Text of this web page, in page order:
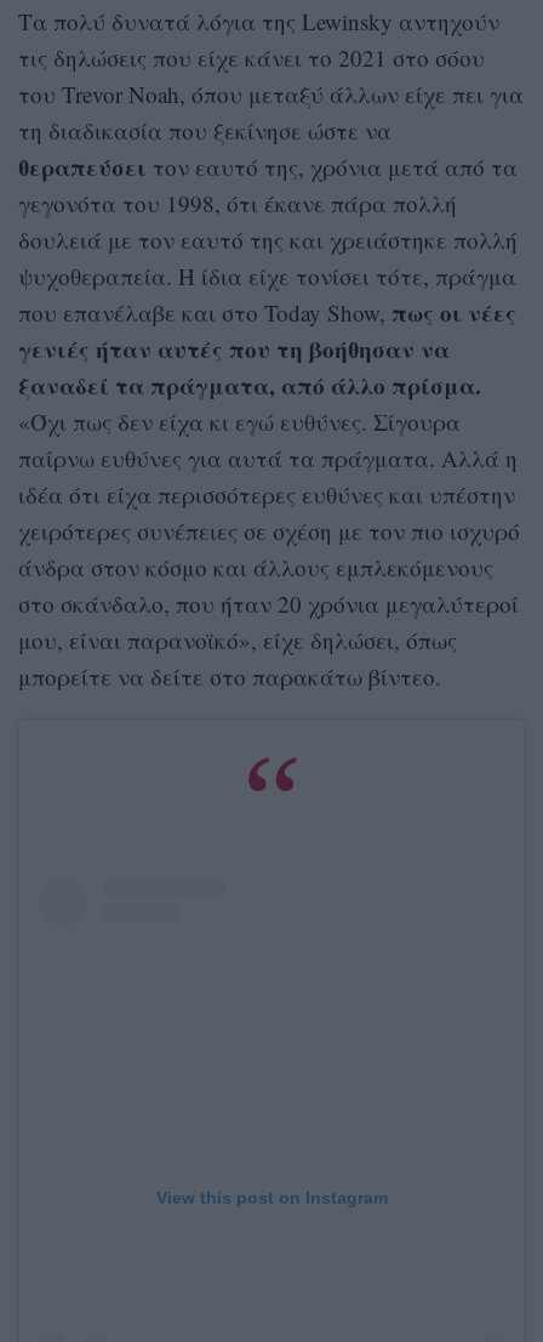
Τα πολύ δυνατά λόγια της Lewinsky αντηχούν
τις δηλώσεις που είχε κάνει το 2021 στο σόου
του Trevor Noah, όπου μεταξύ άλλων είχε πει για
τη διαδικασία που ξεκίνησε ώστε να
θεραπεύσει τον εαυτό της, χρόνια μετά από τα
γεγονότα του 1998, ότι έκανε πάρα πολλή
δουλειά με τον εαυτό της και χρειάστηκε πολλή
ψυχοθεραπεία. Η ίδια είχε τονίσει τότε, πράγμα
που επανέλαβε και στο Today Show, πως οι νέες
γενιές ήταν αυτές που τη βοήθησαν να
ξαναδεί τα πράγματα, από άλλο πρίσμα.
«Όχι πως δεν είχα κι εγώ ευθύνες. Σίγουρα
παίρνω ευθύνες για αυτά τα πράγματα. Αλλά η
ιδέα ότι είχα περισσότερες ευθύνες και υπέστην
χειρότερες συνέπειες σε σχέση με τον πιο ισχυρό
άνδρα στον κόσμο και άλλους εμπλεκόμενους
στο σκάνδαλο, που ήταν 20 χρόνια μεγαλύτεροί
μου, είναι παρανοϊκό», είχε δηλώσει, όπως
μπορείτε να δείτε στο παρακάτω βίντεο.
View this post on Instagram